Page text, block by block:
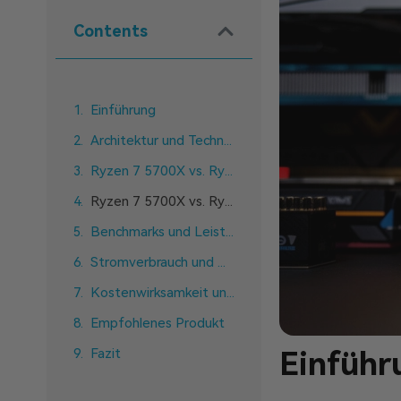
Contents
Einführung
Architektur und Technologie
Ryzen 7 5700X vs. Ryzen 5 5600X-Spezifikationen
Ryzen 7 5700X vs. Ryzen 5 5600X: Leistungsvergleich
Benchmarks und Leistungsvergleich
Stromverbrauch und Wärmeverwaltung
Kostenwirksamkeit und Preis-Leistungs-Verhältnis
Empfohlenes Produkt
Fazit